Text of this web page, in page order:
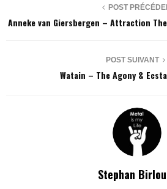
POST
Anneke van Giersbergen – Attraction
POST SUIVANT
Watain – The Agony &
Stephan